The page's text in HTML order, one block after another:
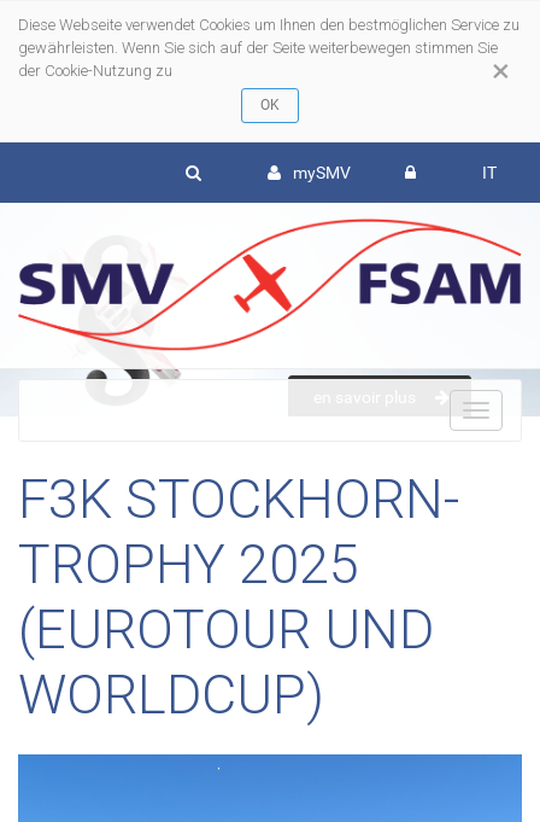
×
Diese Webseite verwendet Cookies um Ihnen den bestmöglichen Service zu
gewährleisten. Wenn Sie sich auf der Seite weiterbewegen stimmen Sie
der Cookie-Nutzung zu
mySMV IT
F3K STOCKHORN-
TROPHY 2025
(EUROTOUR UND
WORLDCUP)